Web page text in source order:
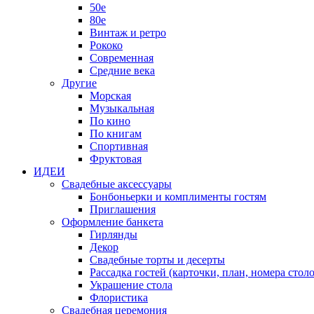
50е
80е
Винтаж и ретро
Рококо
Современная
Средние века
Другие
Морская
Музыкальная
По кино
По книгам
Спортивная
Фруктовая
ИДЕИ
Свадебные аксессуары
Бонбоньерки и комплименты гостям
Приглашения
Оформление банкета
Гирлянды
Декор
Свадебные торты и десерты
Рассадка гостей (карточки, план, номера
Украшение стола
Флористика
Свадебная церемония